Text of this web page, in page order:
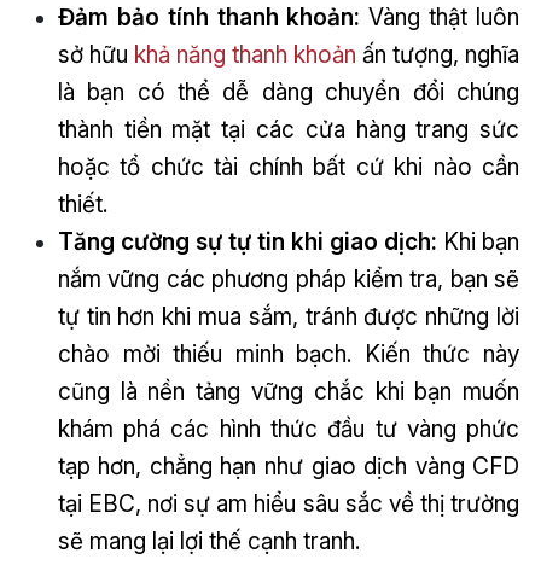
Đảm bảo tính thanh khoản: Vàng thật luôn
sở hữu khả năng thanh khoản ấn tượng, nghĩa
là bạn có thể dễ dàng chuyển đổi chúng
thành tiền mặt tại các cửa hàng trang sức
hoặc tổ chức tài chính bất cứ khi nào cần
thiết.
Tăng cường sự tự tin khi giao dịch: Khi bạn
nắm vững các phương pháp kiểm tra, bạn sẽ
tự tin hơn khi mua sắm, tránh được những lời
chào mời thiếu minh bạch. Kiến thức này
cũng là nền tảng vững chắc khi bạn muốn
khám phá các hình thức đầu tư vàng phức
tạp hơn, chẳng hạn như giao dịch vàng CFD
tại EBC, nơi sự am hiểu sâu sắc về thị trường
sẽ mang lại lợi thế cạnh tranh.